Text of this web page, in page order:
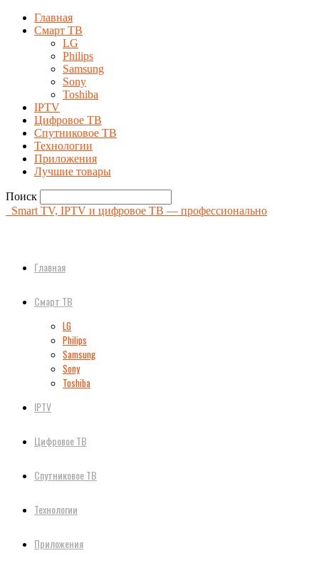
Главная
Смарт ТВ
LG
Philips
Samsung
Sony
Toshiba
IPTV
Цифровое ТВ
Спутниковое ТВ
Технологии
Приложения
Лучшие товары
Поиск
Smart TV, IPTV и цифровое ТВ — профессионально
Главная
Смарт ТВ
LG
Philips
Samsung
Sony
Toshiba
IPTV
Цифровое ТВ
Спутниковое ТВ
Технологии
Приложения